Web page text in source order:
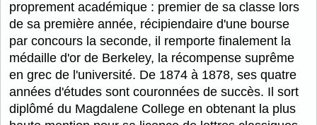
proprement académique : premier de sa classe lors
de sa première année, récipiendaire d'une bourse
par concours la seconde, il remporte finalement la
médaille d'or de Berkeley, la récompense suprême
en grec de l'université. De 1874 à 1878, ses quatre
années d'études sont couronnées de succès. Il sort
diplômé du Magdalene College en obtenant la plus